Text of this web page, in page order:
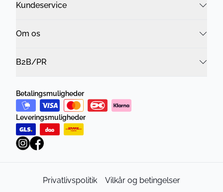
Kundeservice
Om os
B2B/PR
Betalingsmuligheder
Leveringsmuligheder
Privatlivspolitik Vilkår og betingelser